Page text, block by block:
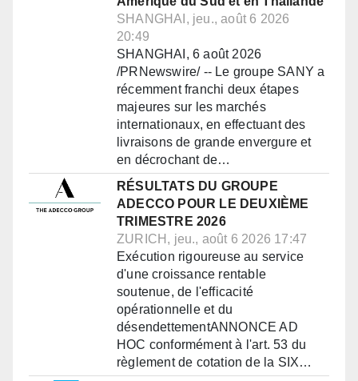
SHANGHAI, jeu., août 6 2026
20:49
SHANGHAI, 6 août 2026
/PRNewswire/ -- Le groupe SANY a
récemment franchi deux étapes
majeures sur les marchés
internationaux, en effectuant des
livraisons de grande envergure et
en décrochant de…
RÉSULTATS DU GROUPE
ADECCO POUR LE DEUXIÈME
TRIMESTRE 2026
ZURICH, jeu., août 6 2026 17:47
Exécution rigoureuse au service
d'une croissance rentable
soutenue, de l'efficacité
opérationnelle et du
désendettementANNONCE AD
HOC conformément à l'art. 53 du
règlement de cotation de la SIX…